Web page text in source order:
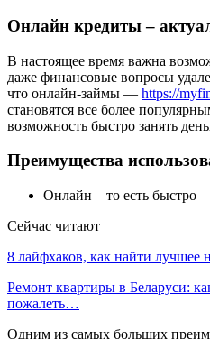
Онлайн кредиты –
В настоящее время важна
даже финансовые вопросы
что онлайн-займы — https://
становятся все более
возможность быстро занять
Преимущества
Онлайн – то есть быстро
Сейчас читают
8 лайфхаков, как найти лучшее
Ремонт квартиры в Беларуси:
пожалеть…
Одним из самых больших